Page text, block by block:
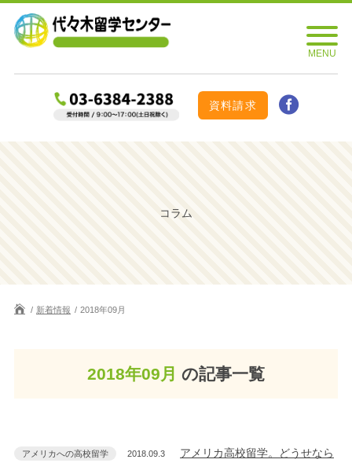
資料請求
コラム
新着情報 2018年09月
2018年09月 の記事一覧
アメリカへの高校留学 2018.09.3
アメリカ高校留学。どうせなら